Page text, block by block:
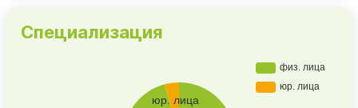
Специализация